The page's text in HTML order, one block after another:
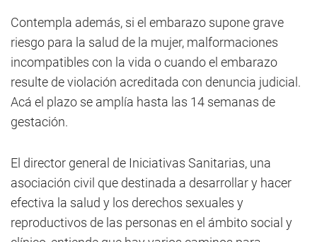
Contempla además, si el embarazo supone grave
riesgo para la salud de la mujer, malformaciones
incompatibles con la vida o cuando el embarazo
resulte de violación acreditada con denuncia judicial.
Acá el plazo se amplía hasta las 14 semanas de
gestación.
El director general de Iniciativas Sanitarias, una
asociación civil que destinada a desarrollar y hacer
efectiva la salud y los derechos sexuales y
reproductivos de las personas en el ámbito social y